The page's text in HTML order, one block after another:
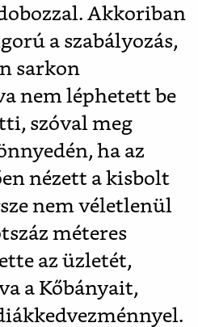
Akkoriban
a szabályozás,
sarkon
nem léphetett be
szóval meg
ha az
nézett a kisbolt
nem véletlenül
méteres
az üzletét,
a Kőbányait,